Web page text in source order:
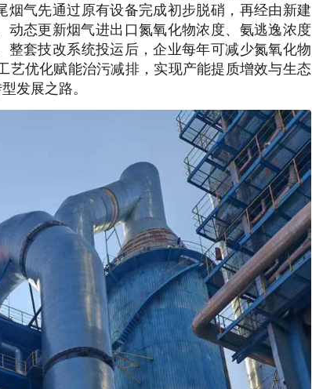
气先通过原有设备完成初步脱硝，再经由新建
态更新烟气进出口氮氧化物浓度、氨逃逸浓度
套技改系统投运后，企业每年可减少氮氧化物
优化赋能治污减排，实现产能提质增效与生态
发展之路。